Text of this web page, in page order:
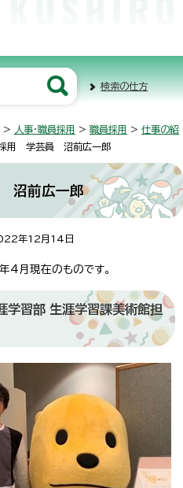
検索の仕方
> 人事・職員採用 > 職員採用 > 仕事の紹
用 学芸員 沼前広一郎
前広一郎
年12月14日
4月現在のものです。
学習部 生涯学習課美術館担